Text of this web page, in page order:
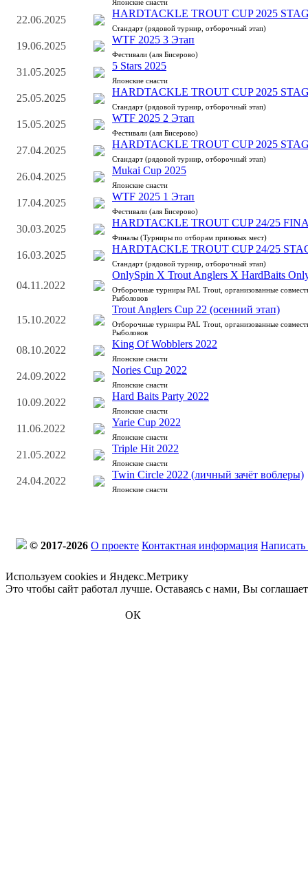
Японские снасти
22.06.2025
HARDTACKLE TROUT CUP 2025
Стандарт (рядовой турнир, отборочный этап)
19.06.2025
WTF 2025 3 Этап
Фестивали (аля Бисерово)
31.05.2025
5 Stars 2025
Японские снасти
25.05.2025
HARDTACKLE TROUT CUP 2025
Стандарт (рядовой турнир, отборочный этап)
15.05.2025
WTF 2025 2 Этап
Фестивали (аля Бисерово)
27.04.2025
HARDTACKLE TROUT CUP 2025
Стандарт (рядовой турнир, отборочный этап)
26.04.2025
Mukai Cup 2025
Японские снасти
17.04.2025
WTF 2025 1 Этап
Фестивали (аля Бисерово)
30.03.2025
HARDTACKLE TROUT CUP 24/25
Финалы (Турниры по отборам призовых мест)
16.03.2025
HARDTACKLE TROUT CUP 24/25
Стандарт (рядовой турнир, отборочный этап)
04.11.2022
OnlySpin X Trout Anglers X HardBaits
Отборочные турниры PAL Trout, организованные
Рыболовов
15.10.2022
Trout Anglers Cup 22 (осенний этап)
Отборочные турниры PAL Trout, организованные
Рыболовов
08.10.2022
King Of Wobblers 2022
Японские снасти
24.09.2022
Nories Cup 2022
Японские снасти
10.09.2022
Hard Baits Party 2022
Японские снасти
11.06.2022
Yarie Cup 2022
Японские снасти
21.05.2022
Triple Hit 2022
Японские снасти
24.04.2022
Twin Circle 2022 (личный зачёт воблеры)
Японские снасти
© 2017-2026 О проекте Контактная информация
Используем cookies и Яндекс.Метрику
Это чтобы сайт работал лучше. Оставаясь с нами, Вы
ОК